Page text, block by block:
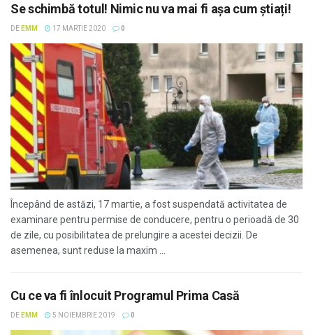
Se schimbă totul! Nimic nu va mai fi așa cum știați!
DE EMM 17 MARTIE 2020 0
Începând de astăzi, 17 martie, a fost suspendată activitatea de
examinare pentru permise de conducere, pentru o perioadă de 30
de zile, cu posibilitatea de prelungire a acestei decizii. De
asemenea, sunt reduse la maxim ...
Cu ce va fi înlocuit Programul Prima Casă
DE EMM 5 NOIEMBRIE 2019 0